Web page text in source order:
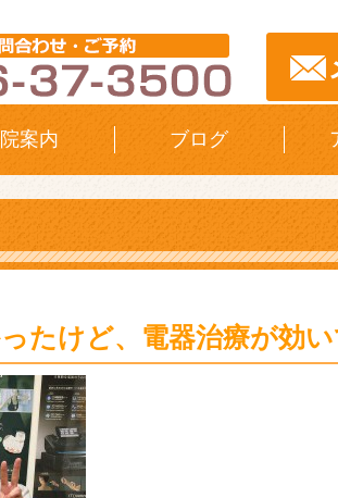
院案内 ブログ
たけど、電器治療が効